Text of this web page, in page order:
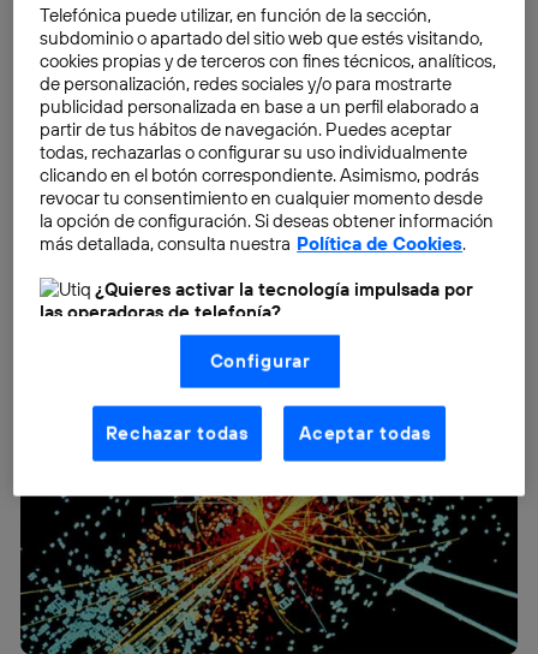
Telefónica puede utilizar, en función de la sección,
subdominio o apartado del sitio web que estés visitando,
cookies propias y de terceros con fines técnicos, analíticos,
de personalización, redes sociales y/o para mostrarte
publicidad personalizada en base a un perfil elaborado a
partir de tus hábitos de navegación. Puedes aceptar
todas, rechazarlas o configurar su uso individualmente
clicando en el botón correspondiente. Asimismo, podrás
revocar tu consentimiento en cualquier momento desde
la opción de configuración. Si deseas obtener información
más detallada, consulta nuestra Política de Cookies.
¿Quieres activar la tecnología impulsada por
las operadoras de telefonía?
Nosotros, Telefónica S.A., utilizamos la tecnología Utiq para
realizar nuestras acciones de marketing digital o análisis
(como se describe en este aviso de consentimiento)
basadas en tu navegación en nuestra(s) web(s)
aquí(solo cuando utilizas una conexión a
internet habilitada , proporcionada por una de las
operadoras de telefonía participantes, y otorgas tu
La tecnología Utiq está diseñada con la privacidad como
prioridad ofreciéndote elección y control.
La tecnología utiliza un identificador cifrado creado por tu
operadora de telefonía, utilizando tu dirección IP y otra
información de la cuenta de cliente de
telecomunicaciones vinculada a la conexión que utilizas
Configurar
Rechazar todas Aceptar todas